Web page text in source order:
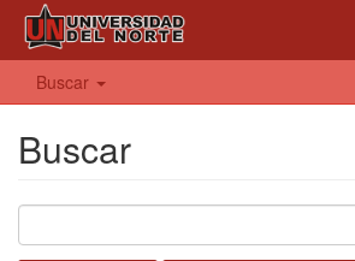
Buscar
Buscar